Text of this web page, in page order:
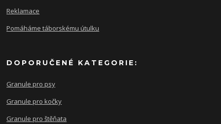
Reklamace
Pomáháme táborskému útulku
DOPORUČENÉ KATEGORIE:
Granule pro psy
Granule pro kočky
Granule pro štěňata